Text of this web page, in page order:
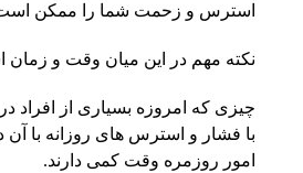
استرس و زحمت شما را ممکن است
نکته مهم در این میان وقت و
چیزی که امروزه بسیاری از افراد
با فشار و استرس های روزانه با آن
امور روزمره وقت کمی دارند.